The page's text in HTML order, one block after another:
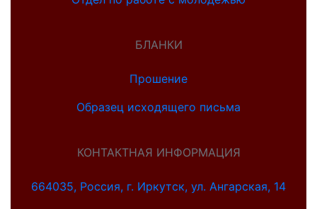
БЛАНКИ
Прошение
Образец исходящего письма
КОНТАКТНАЯ ИНФОРМАЦИЯ
664035, Россия, г. Иркутск, ул. Ангарская, 14